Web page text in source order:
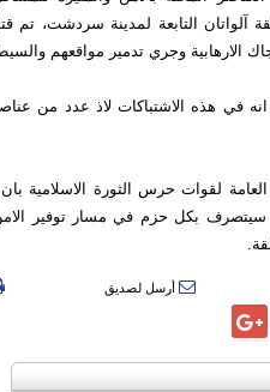
التابعة لمدينة سردشت، تم
الارهابية وجري تدمير مواقعهم
العامة لقوات حرس الثورة الاسلامية
سيتصرف بكل حزم في مسار توفير
أرسل لصديق